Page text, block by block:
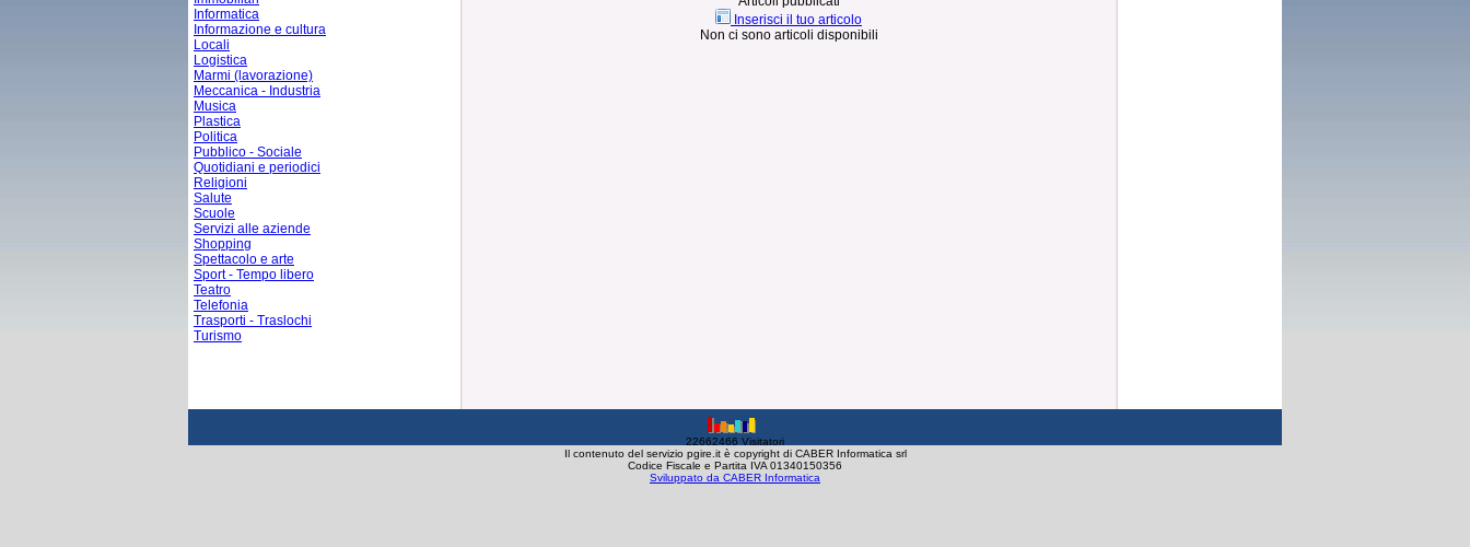
Informatica
Informazione e cultura
Locali
Logistica
Marmi (lavorazione)
Meccanica - Industria
Musica
Plastica
Politica
Pubblico - Sociale
Quotidiani e periodici
Religioni
Salute
Scuole
Servizi alle aziende
Shopping
Spettacolo e arte
Sport - Tempo libero
Teatro
Telefonia
Trasporti - Traslochi
Turismo
Inserisci il tuo articolo
Non ci sono articoli disponibili
22662466 Visitatori
Il contenuto del servizio pgire.it è copyright di CABER Informatica srl
Codice Fiscale e Partita IVA 01340150356
Sviluppato da CABER Informatica